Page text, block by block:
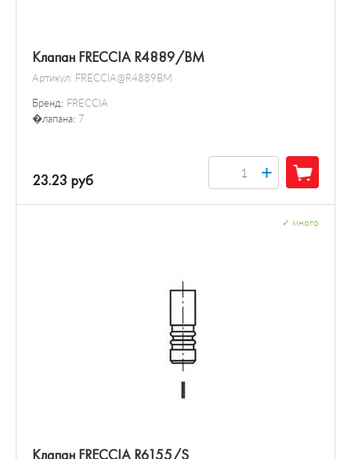
Клапан FRECCIA R4889/BM
Артикул: FRECCIA@R4889BM
Бренд: FRECCIA
�лапана: 7
23.23 руб +
Клапан FRECCIA R6155/S
много